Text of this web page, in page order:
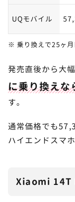
UQモバイル
※ 乗り換えで25ヶ月
発売直後から大
に乗り換え
す。
通常価格でも
ハイエンドスマ
Xiaomi 14T